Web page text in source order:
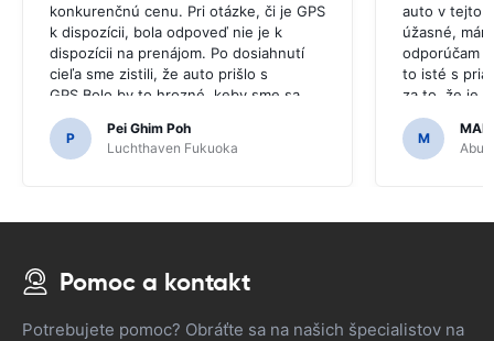
konkurenčnú cenu. Pri otázke, či je GPS
k dispozícii, bola odpoveď nie je k
dispozícii na prenájom. Po dosiahnutí
cieľa sme zistili, že auto prišlo s
GPS.Bolo by to hrozné, keby sme sa
rozhodli kúpiť GPS, pretože bolo
potrebné navigovať po japonských
cestách.
P
Pei Ghim Poh
Luchthaven Fukuoka
auto v tejto
úžasné,
odporúčam
to isté s
za to, že je
jednoduché.
M
Abu
Pomoc a kontakt
Potrebujete pomoc? Obráťte sa na našich špecialistov na